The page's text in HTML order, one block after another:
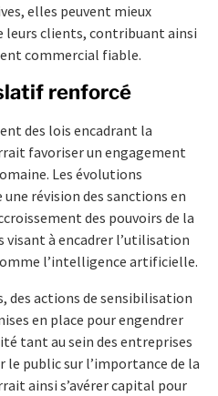
elles peuvent mieux
leurs clients, contribuant ainsi
commercial fiable.
renforcé
des lois encadrant la
favoriser un engagement
Les évolutions
révision des sanctions en
des pouvoirs de la
visant à encadrer l’utilisation
l’intelligence artificielle.
des actions de sensibilisation
en place pour engendrer
tant au sein des entreprises
le public sur l’importance de la
ainsi s’avérer capital pour